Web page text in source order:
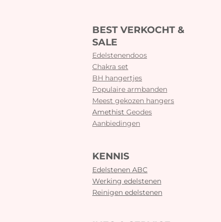
BEST VERKOCHT &
SALE
Edelstenendoos
Chakra set
BH hangertjes
Populaire armbanden
Meest gekozen hangers
Amethist Geodes
Aanbiedingen
KENNIS
Edelstenen ABC
Werking edelstenen
Reinigen edelstenen